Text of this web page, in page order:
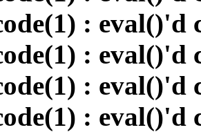
: eval()'d
: eval()'d
: eval()'d
: eval()'d